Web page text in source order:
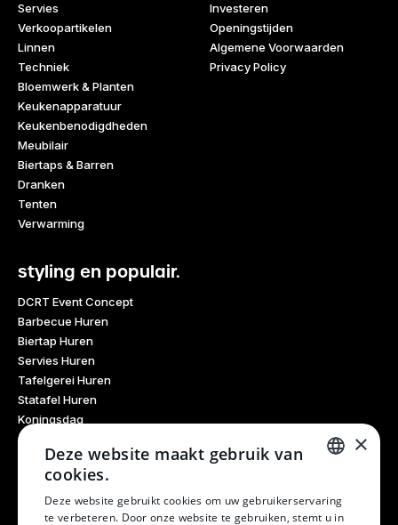
Servies
Verkoopartikelen
Linnen
Techniek
Bloemwerk & Planten
Keukenapparatuur
Keukenbenodigdheden
Meubilair
Biertaps & Barren
Dranken
Tenten
Verwarming
Investeren
Openingstijden
Algemene Voorwaarden
Privacy Policy
styling en populair.
DCRT Event Concept
Barbecue Huren
Biertap Huren
Servies Huren
Tafelgerei Huren
Statafel Huren
Koningsdag
Glaswerk Huren
Feestdagen
Haarlem Culinair
Evenementen Verhuur
Burendag
DUTCH
×
Deze website maakt gebruik van
cookies.
Deze website gebruikt cookies om uw gebruikerservaring
te verbeteren. Door onze website te gebruiken, stemt u in